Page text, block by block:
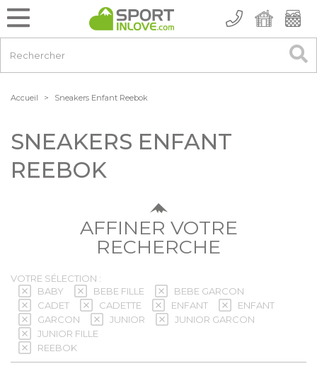
Accueil > Sneakers Enfant Reebok
SNEAKERS ENFANT
REEBOK
AFFINER VOTRE
RECHERCHE
VOTRE SÉLECTION :
BABY
BEBE FILLE
BEBE GARCON
CADET
CADETTE ENFANT
ENFANT
GARCON
JUNIOR
JUNIOR GARCON
JUNIOR FILLE
REEBOK